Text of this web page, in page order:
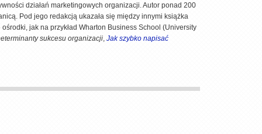
działań marketingowych organizacji. Autor ponad 200
Pod jego redakcją ukazała się między innymi książka
jak na przykład Wharton Business School (University
sukcesu organizacji Jak szybko napisać